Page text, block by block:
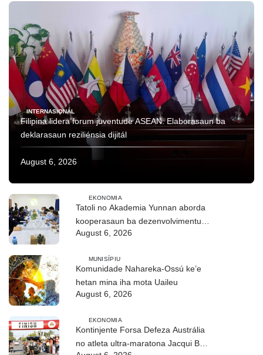
INTERNASIONÁL
Filipina lidera forum juventude ASEAN: Elaborasaun ba
deklarasaun reziliénsia dijitál
August 6, 2026
EKONOMIA
Tatoli no Akademia Yunnan aborda
kooperasaun ba dezenvolvimentu
no troka informasaun
August 6, 2026
MUNISÍPIU
Komunidade Nahareka-Ossú ke’e
hetan mina iha mota Uaileu
August 6, 2026
EKONOMIA
Kontinjente Forsa Defeza Austrália
no atleta ultra-maratona Jacqui Bell